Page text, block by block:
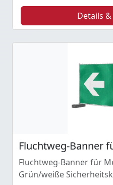
Details
Fluchtweg-Banner
Fluchtweg-Banner für
Grün/weiße